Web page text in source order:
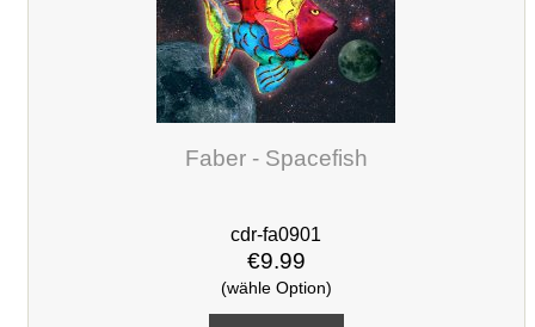
Faber - Spacefish
cdr-fa0901
€9.99
(wähle Option)